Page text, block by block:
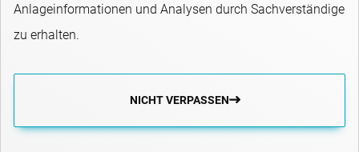
Anlageinformationen und Analysen durch Sachverständige
zu erhalten.
NICHT VERPASSEN